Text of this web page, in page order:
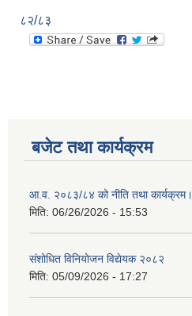
८२/८३
बजेट तथा कार्यक्रम
आ.व. २०८३/८४ को नीति तथा कार्यक्रम।
मिति: 06/26/2026 - 15:53
संशोधित विनियोजन विद्येयक २०८२
मिति: 05/09/2026 - 17:27